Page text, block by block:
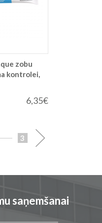
zobu
kontrolei,
6,35€
Lapa
3
saņemšanai